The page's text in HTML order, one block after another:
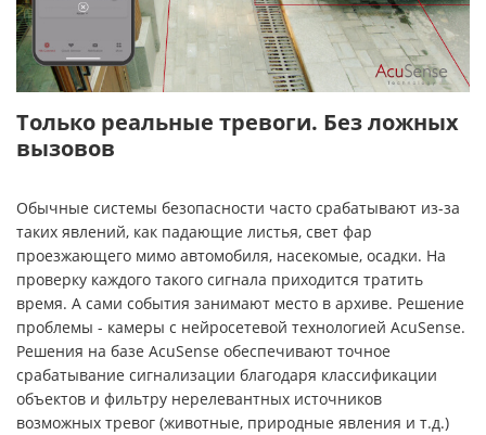
Только реальные тревоги. Без ложных
вызовов
Обычные системы безопасности часто срабатывают из-за
таких явлений, как падающие листья, свет фар
проезжающего мимо автомобиля, насекомые, осадки. На
проверку каждого такого сигнала приходится тратить
время. А сами события занимают место в архиве. Решение
проблемы - камеры с нейросетевой технологией AcuSense.
Решения на базе AcuSense обеспечивают точное
срабатывание сигнализации благодаря классификации
объектов и фильтру нерелевантных источников
возможных тревог (животные, природные явления и т.д.)